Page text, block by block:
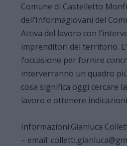
Comune di Castelletto
dell’Informagiovani del
Attiva del lavoro con
imprenditori del territorio.
l’occasione per fornire
interverranno un quadro
cosa significa oggi cercare
lavoro e ottenere
Informazioni:Gianluca
– email: